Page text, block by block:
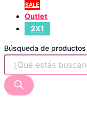
SALE
Outlet
2X1
Búsqueda de productos